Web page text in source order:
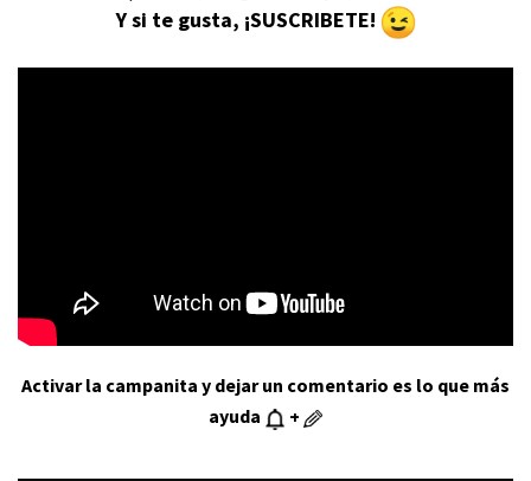
Y si te gusta, ¡SUSCRIBETE!
Activar la campanita y dejar un comentario es lo que más
ayuda
+